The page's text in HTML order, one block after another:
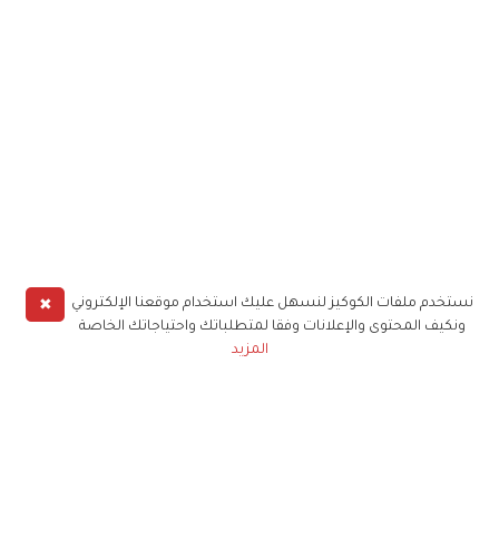
✖
نستخدم ملفات الكوكيز لنسهل عليك استخدام موقعنا الإلكتروني
ونكيف المحتوى والإعلانات وفقا لمتطلباتك واحتياجاتك الخاصة
المزيد